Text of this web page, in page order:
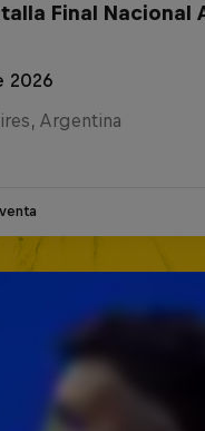
Final Nacional
2026
Argentina